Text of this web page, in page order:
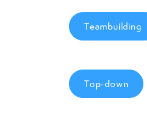
Teambuilding
Top-down